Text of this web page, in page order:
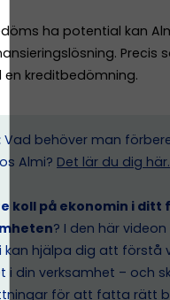
ha potential kan
Precis
kreditbedömning.
Vad behöver man
Almi? Det lär du dig här.
koll på ekonomin i ditt
? I den här
kan hjälpa dig att förstå
i din verksamhet – och
för att fatta rätt